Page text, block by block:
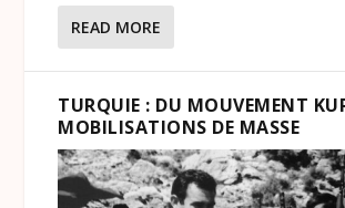
READ MORE
TURQUIE : DU MOUVEMENT
MOBILISATIONS DE MASSE